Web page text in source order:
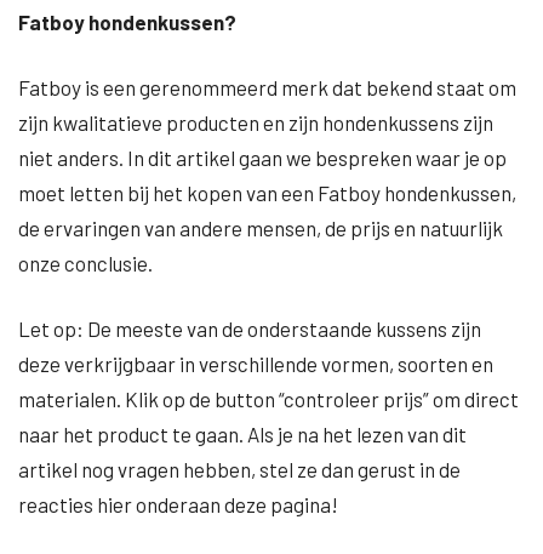
Fatboy hondenkussen?
Fatboy is een gerenommeerd merk dat bekend staat om
zijn kwalitatieve producten en zijn hondenkussens zijn
niet anders. In dit artikel gaan we bespreken waar je op
moet letten bij het kopen van een Fatboy hondenkussen,
de ervaringen van andere mensen, de prijs en natuurlijk
onze conclusie.
Let op: De meeste van de onderstaande kussens zijn
deze verkrijgbaar in verschillende vormen, soorten en
materialen. Klik op de button “controleer prijs” om direct
naar het product te gaan. Als je na het lezen van dit
artikel nog vragen hebben, stel ze dan gerust in de
reacties hier onderaan deze pagina!